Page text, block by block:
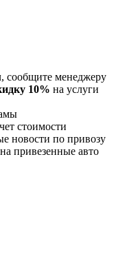
сообщите менеджеру
10% на услуги
стоимости
новости по привозу
привезенные авто